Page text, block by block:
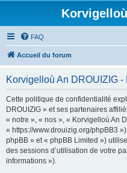
FAQ
Accueil du forum
Korvigelloù An DROUIZIG
Cette politique de confidentialité
DROUIZIG » et ses partenaires
« notre », « nos », « Korvigelloù An
« https://www.drouizig.org/phpBB3
phpBB » et « phpBB Limited »)
des sessions d’utilisation de votre
informations »).